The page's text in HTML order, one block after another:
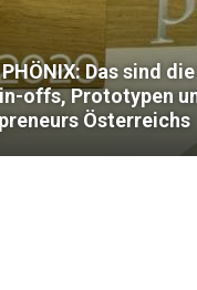
Das sind
offs, Prototypen
Österreichs